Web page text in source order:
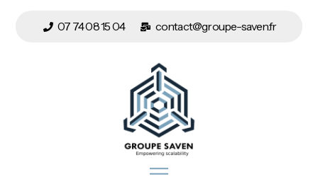
07 74 08 15 04 contact@groupe-saven.fr